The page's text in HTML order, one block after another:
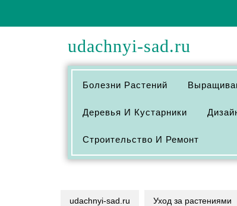
udachnyi-sad.ru
Болезни Растений
Деревья И Кустарники
Строительство И Ремонт
udachnyi-sad.ru Уход за растениями